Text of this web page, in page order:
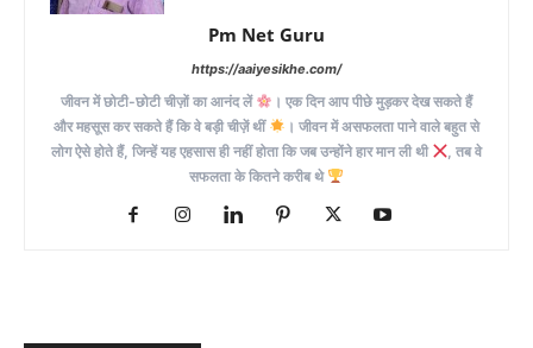
Pm Net Guru
https://aaiyesikhe.com/
जीवन में छोटी-छोटी चीज़ों का आनंद लें
। एक दिन आप पीछे मुड़कर देख सकते हैं
और महसूस कर सकते हैं कि वे बड़ी चीज़ें थीं
। जीवन में असफलता पाने वाले बहुत से
लोग ऐसे होते हैं, जिन्हें यह एहसास ही नहीं होता कि जब उन्होंने हार मान ली थी
, तब वे
सफलता के कितने करीब थे